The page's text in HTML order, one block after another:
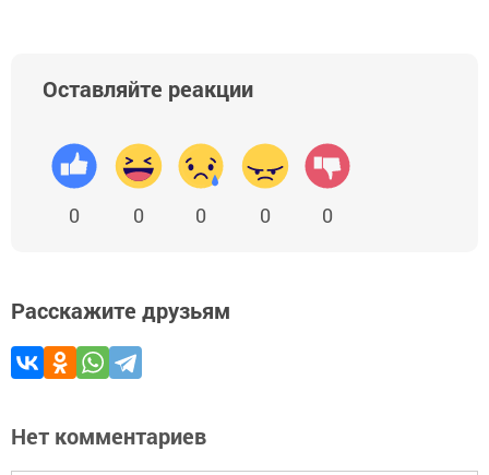
Оставляйте реакции
0 0 0 0 0
Расскажите друзьям
Нет комментариев